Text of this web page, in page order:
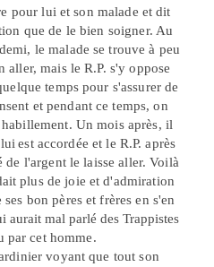
pour lui et son malade et dit
que de le bien soigner. Au
le malade se trouve à peu
aller, mais le R.P. s'y oppose
temps pour s'assurer de
et pendant ce temps, on
Un mois après, il
luiest accordée et le R.P. après
l'argent le laisse aller. Voilà
plus de joie et d'admiration
bon pères et frères en s'en
aurait mal parlé des Trappistes
par cet homme.
voyant que tout son